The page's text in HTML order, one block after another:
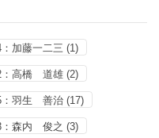
加藤一二三 (1)
：高橋 道雄 (2)
：羽生 善治 (17)
：森内 俊之 (3)